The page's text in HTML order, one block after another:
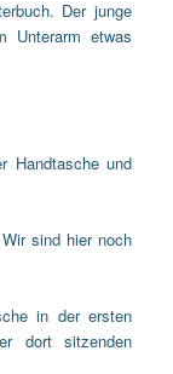
Der junge
Unterarm etwas
Handtasche und
sind hier noch
in der ersten
dort sitzenden